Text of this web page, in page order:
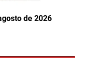
de 2026